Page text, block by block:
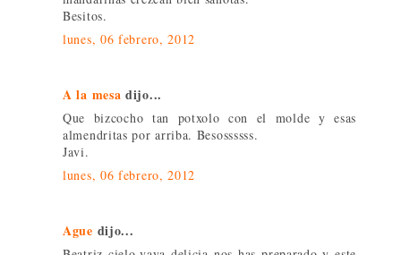
Besitos.
lunes, 06 febrero, 2012
A la mesa dijo...
Que bizcocho tan potxolo con el molde y esas
almendritas por arriba. Besossssss.
Javi.
lunes, 06 febrero, 2012
Ague dijo...